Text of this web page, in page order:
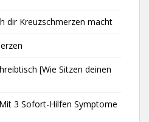
dir Kreuzschmerzen macht
[Wie Sitzen deinen
3 Sofort-Hilfen Symptome